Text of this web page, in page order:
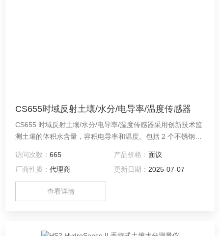
CS655时域反射土壤/水分/电导率/温度传感器
CS655 时域反射土壤/水分/电导率/温度传感器采用创新技术监
测土壤的体积水含量，容积电导率和温度。包括 2 个不锈钢探
脂密封，电路板上附有屏蔽线缆，用于连接数据采集器。
访问次数：665 产品价格： 面议
厂商性质：代理商 更新日期： 2025-07-07
查看详情